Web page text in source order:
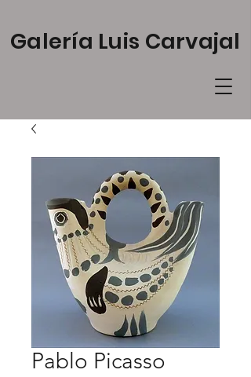
Galería Luis Carvajal
Pablo Picasso